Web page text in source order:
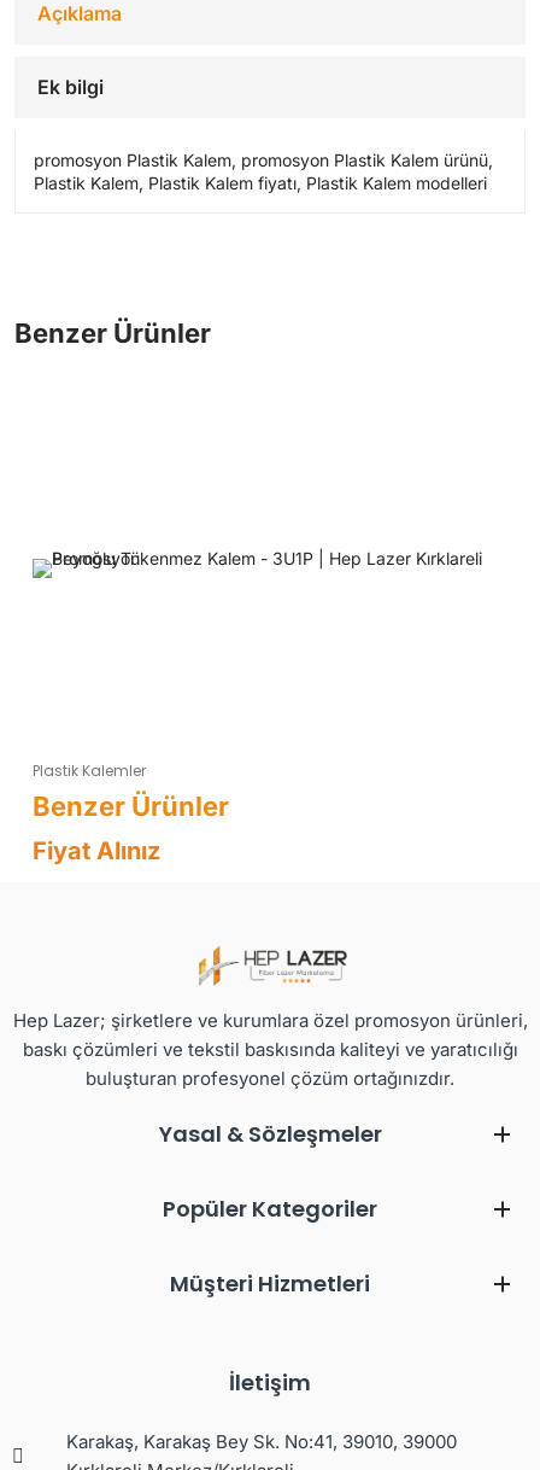
Açıklama
Ek bilgi
promosyon Plastik Kalem, promosyon Plastik Kalem ürünü,
Plastik Kalem, Plastik Kalem fiyatı, Plastik Kalem modelleri
Plastik Kalemler
Fiyat Alınız
Hep Lazer; şirketlere ve kurumlara özel promosyon ürünleri,
baskı çözümleri ve tekstil baskısında kaliteyi ve yaratıcılığı
buluşturan profesyonel çözüm ortağınızdır.
Yasal & Sözleşmeler
Popüler Kategoriler
Müşteri Hizmetleri
İletişim
Karakaş, Karakaş Bey Sk. No:41, 39010, 39000